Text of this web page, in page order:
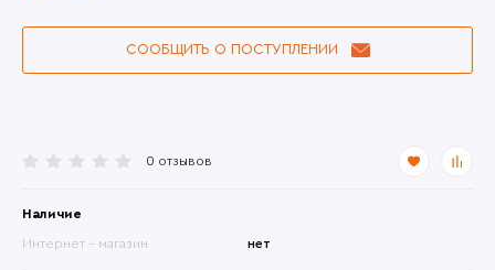
0 отзывов
Наличие
Интернет - магазин нет
СООБЩИТЬ О ПОСТУПЛЕНИИ